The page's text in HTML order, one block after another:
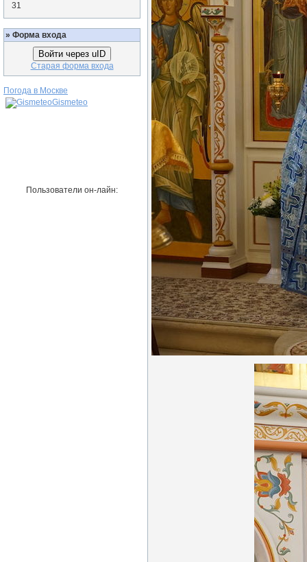
31
» Форма входа
Войти через uID
Старая форма входа
Погода в Москве
Gismeteo
Пользователи он-лайн: